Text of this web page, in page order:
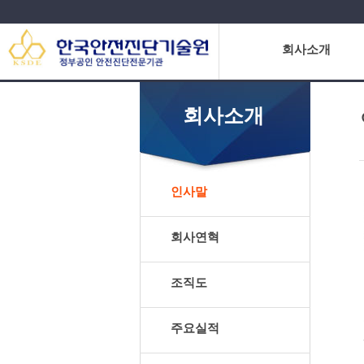
회사소개
회사소개
인사말
회사연혁
조직도
주요실적